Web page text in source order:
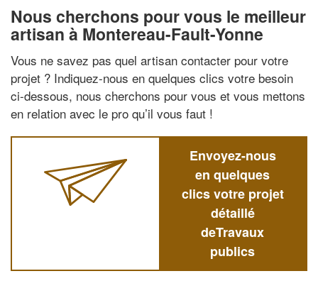
Nous cherchons pour vous le meilleur
artisan à Montereau-Fault-Yonne
Vous ne savez pas quel artisan contacter pour votre
projet ? Indiquez-nous en quelques clics votre besoin
ci-dessous, nous cherchons pour vous et vous mettons
en relation avec le pro qu’il vous faut !
Envoyez-nous
en quelques
clics votre projet
détaillé
deTravaux
publics